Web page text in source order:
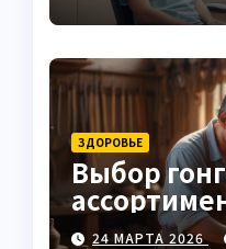
ЗДОРОВЬЕ
Выбор
24 МАРТА 2026